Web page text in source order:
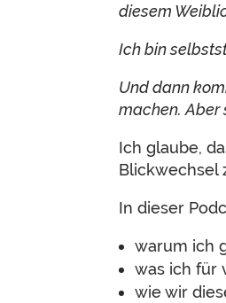
diesem
Ich bin
Und dann
machen. Aber
Ich glaube,
Blickwechsel
In dieser
warum ich
was ich für
wie wir